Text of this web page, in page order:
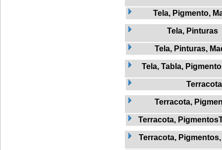
Tela, Pigmento,
Tela, Pinturas
Tela, Pinturas,
Tela, Tabla,
Terracota
Terracota,
Terracota,
Terracota,